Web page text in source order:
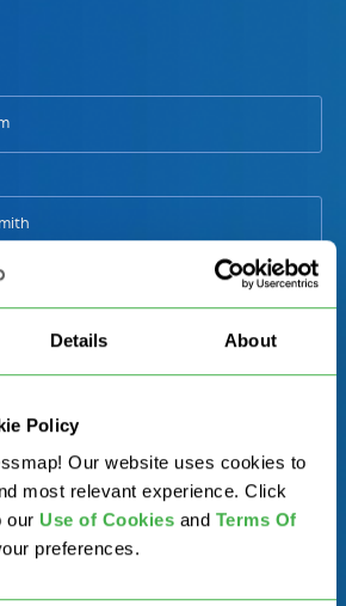
Details About
Policy
Our website uses cookies to
most relevant experience. Click
our Use of Cookies and Terms Of
preferences.
de Trabalho